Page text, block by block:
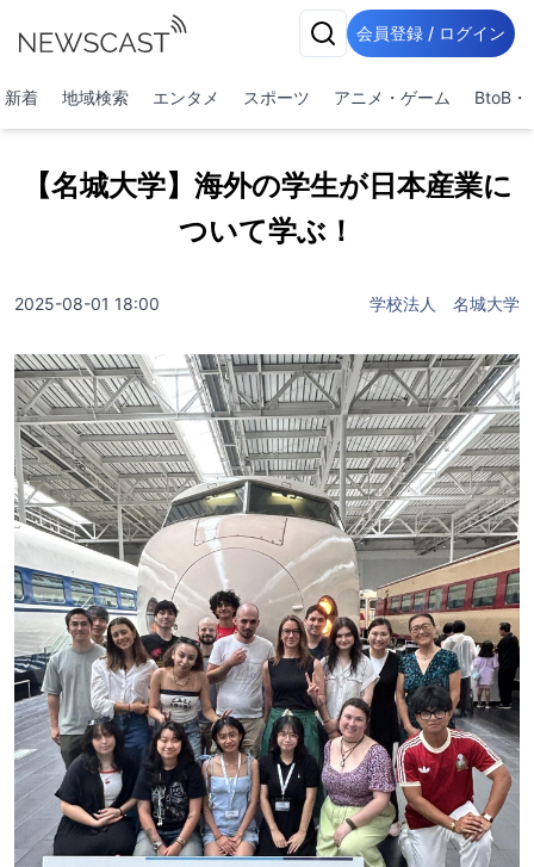
会員登録 / ログイン
新着 地域検索 エンタメ スポーツ アニメ・ゲーム BtoB・
【名城大学】海外の学生が日本産業に
ついて学ぶ！
2025-08-01 18:00 学校法人 名城大学